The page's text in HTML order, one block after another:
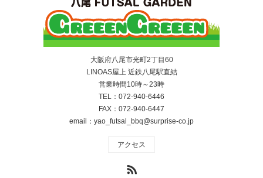
大阪府八尾市光町2丁目60
LINOAS屋上 近鉄八尾駅直結
営業時間10時～23時
TEL：072-940-6446
FAX：072-940-6447
email：yao_futsal_bbq@surprise-co.jp
アクセス